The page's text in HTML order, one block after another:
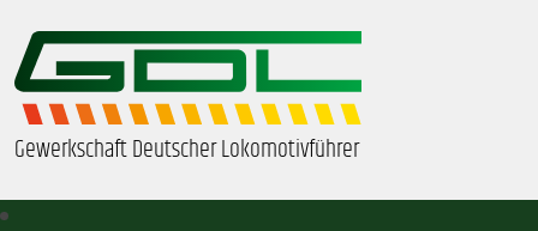
Gewerkschaft Deutscher Lokomotivführer